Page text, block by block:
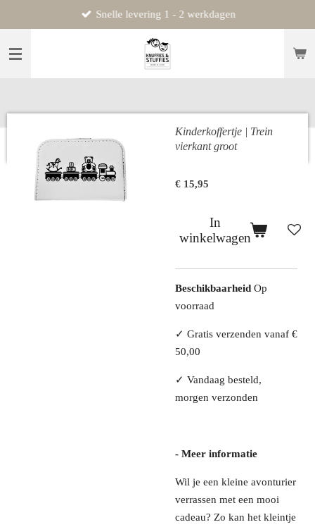
direct
naar
Snelle levering 1 - 2 werkdagen
Kinderkoffertje | Trein
vierkant groot
€ 15,95
In
winkelwagen
Beschikbaarheid Op
voorraad
✓ Gratis verzenden vanaf €
50,00
✓ Vandaag besteld,
morgen verzonden
- Meer informatie
Wil je een kleine avonturier
verrassen met een mooi
cadeau? Zo kan het kleintje